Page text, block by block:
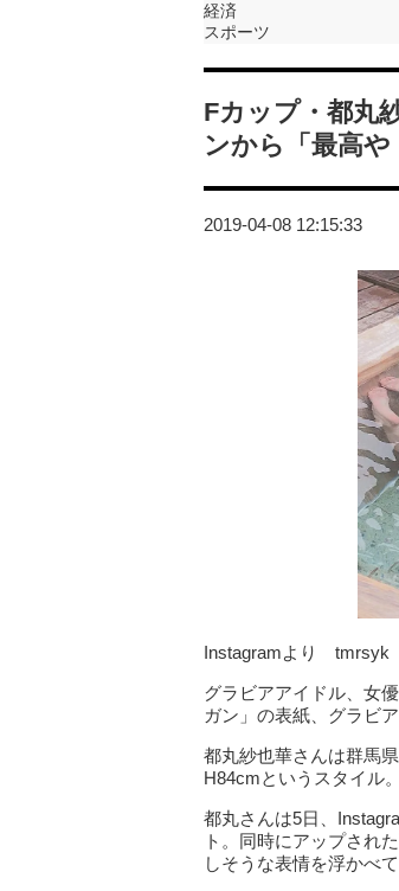
経済
スポーツ
Fカップ・都丸
ンから「最高や
2019-04-08 12:15:33
Instagramより tmrsyk
グラビアアイドル、女
ガン」の表紙、グラビ
都丸紗也華さんは群馬
H84cmというスタイル
都丸さんは5日、
ト。同時にアップされ
しそうな表情を浮かべ